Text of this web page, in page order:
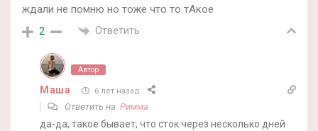
ждали не помню но тоже что то тАкое
2 Ответить
Автор
Маша 6 лет назад
Ответить на Римма
да-да, такое бывает, что сток через несколько дней